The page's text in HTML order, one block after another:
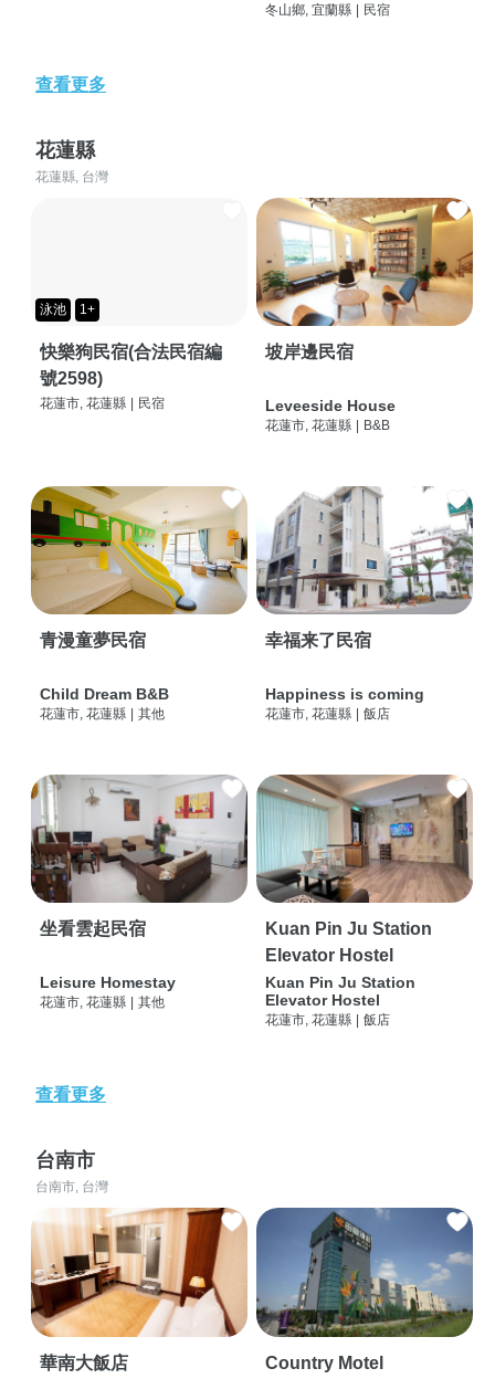
冬山鄉, 宜蘭縣 民宿
查看更多
花蓮縣
花蓮縣, 台灣
泳池 1+
快樂狗民宿(合法民宿編
號2598)
花蓮市, 花蓮縣 民宿
坡岸邊民宿
Leveeside House
花蓮市, 花蓮縣 B&B
青漫童夢民宿
Child Dream B&B
花蓮市, 花蓮縣 其他
幸福来了民宿
Happiness is coming
花蓮市, 花蓮縣 飯店
坐看雲起民宿
Leisure Homestay
花蓮市, 花蓮縣 其他
Kuan Pin Ju Station
Elevator Hostel
Kuan Pin Ju Station
Elevator Hostel
花蓮市, 花蓮縣 飯店
查看更多
台南市
台南市, 台灣
華南大飯店 Country Motel